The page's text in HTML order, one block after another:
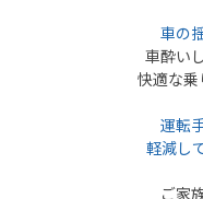
車の
車酔い
快適な
運転
軽減し
ご家